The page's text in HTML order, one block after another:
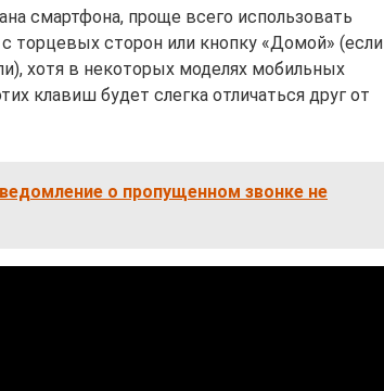
смартфона, проще всего использовать
торцевых сторон или кнопку «Домой» (если
хотя в некоторых моделях мобильных
клавиш будет слегка отличаться друг от
о пропущенном звонке не